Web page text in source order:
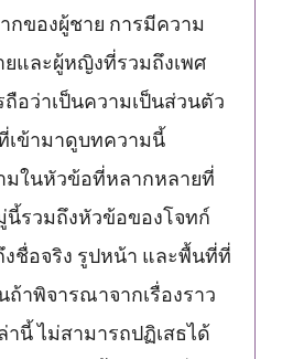
ของผู้ชาย การมีความ
และผู้หญิงที่รวมถึงเพศ
อว่าเป็นความเป็นส่วนตัว
เข้ามาดูบทความนี้
มในหัวข้อที่หลากหลายที่
รวมถึงหัวข้อของโจทก์
ชื่อจริง รูปหน้า และพื้นที่ที่
าพิจารณาจากเรื่องราว
นี้ ไม่สามารถปฏิเสธได้